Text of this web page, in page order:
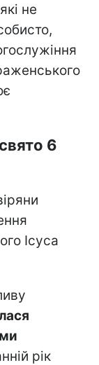
не
6
Ісуса
рік